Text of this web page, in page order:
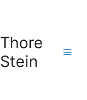
Thore
Stein